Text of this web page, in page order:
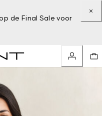
de Final Sale voor